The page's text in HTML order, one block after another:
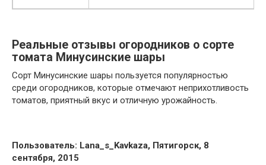
Реальные отзывы огородников о сорте
томата Минусинские шары
Сорт Минусинские шары пользуется популярностью
среди огородников, которые отмечают неприхотливость
томатов, приятный вкус и отличную урожайность.
Пользователь: Lana_s_Kavkaza, Пятигорск, 8
сентября, 2015